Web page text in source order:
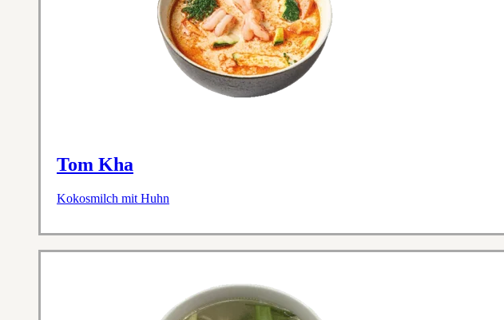
Tom Kha
Kokosmilch mit Huhn